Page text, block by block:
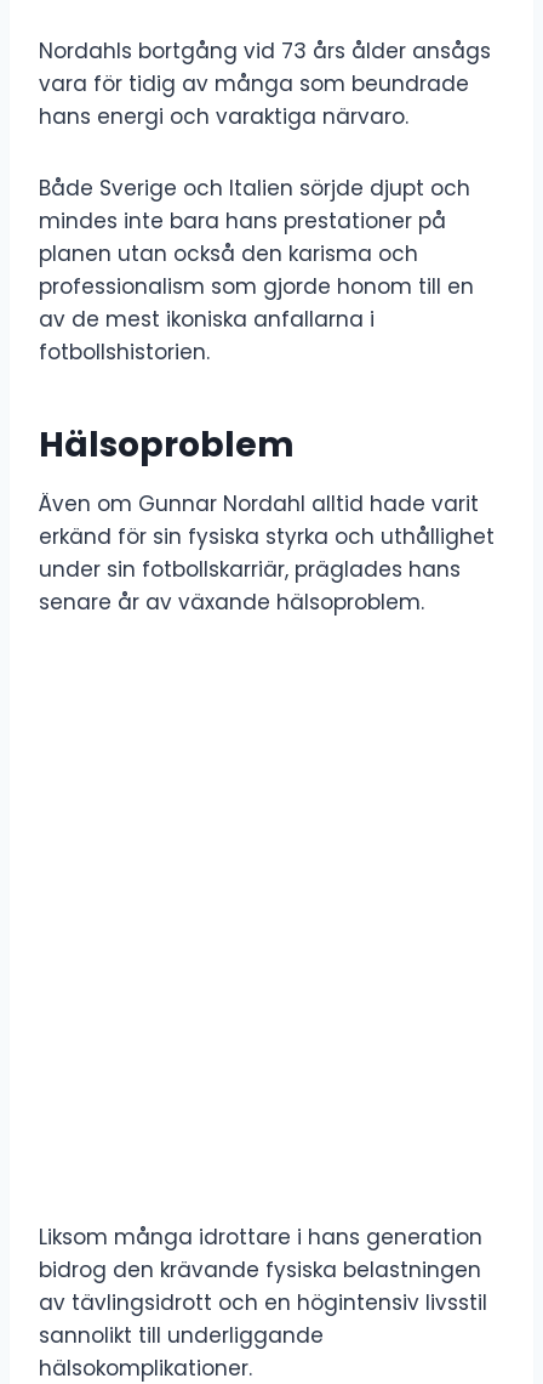
Nordahls bortgång vid 73 års ålder ansågs
vara för tidig av många som beundrade
hans energi och varaktiga närvaro.
Både Sverige och Italien sörjde djupt och
mindes inte bara hans prestationer på
planen utan också den karisma och
professionalism som gjorde honom till en
av de mest ikoniska anfallarna i
fotbollshistorien.
Hälsoproblem
Även om Gunnar Nordahl alltid hade varit
erkänd för sin fysiska styrka och uthållighet
under sin fotbollskarriär, präglades hans
senare år av växande hälsoproblem.
Liksom många idrottare i hans generation
bidrog den krävande fysiska belastningen
av tävlingsidrott och en högintensiv livsstil
sannolikt till underliggande
hälsokomplikationer.